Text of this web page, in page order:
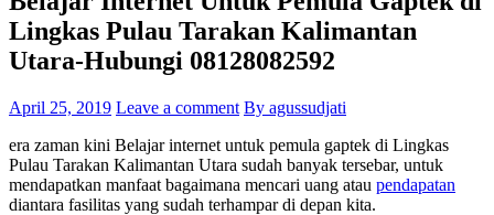
Lingkas Pulau Tarakan Kalimantan
Utara-Hubungi 08128082592
April 25, 2019 Leave a comment By agussudjati
era zaman kini Belajar internet untuk pemula gaptek di Lingkas
Pulau Tarakan Kalimantan Utara sudah banyak tersebar, untuk
mendapatkan manfaat bagaimana mencari uang atau pendapatan
diantara fasilitas yang sudah terhampar di depan kita.